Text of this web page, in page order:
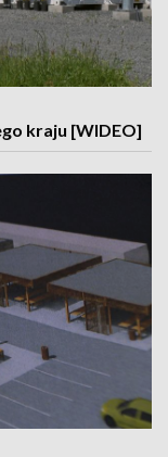
kraju [WIDEO]